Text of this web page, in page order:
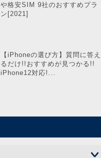
や格安SIM 9社のおすすめプラ
ン[2021]
【iPhoneの選び方】質問に答え
るだけ!!おすすめが見つかる!!
iPhone12対応!...